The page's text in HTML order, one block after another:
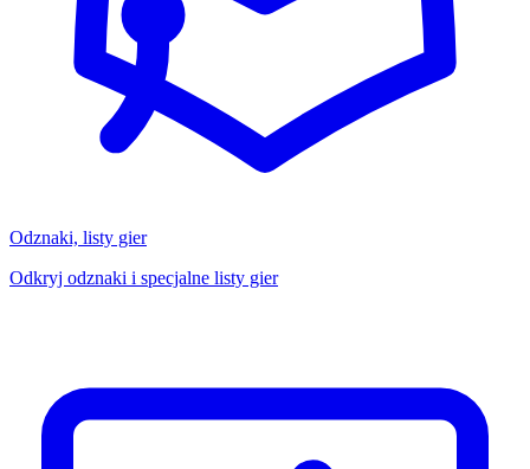
Odznaki, listy gier
Odkryj odznaki i specjalne listy gier